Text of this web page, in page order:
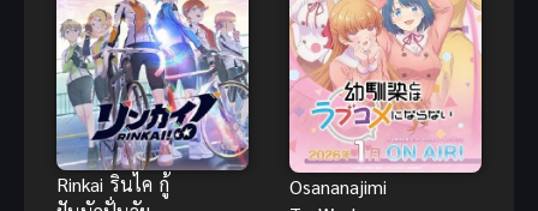
Rinkai รินไค กู้
Osananajimi